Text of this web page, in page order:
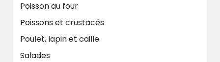
Poisson au four
Poissons et crustacés
Poulet, lapin et caille
Salades